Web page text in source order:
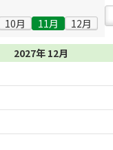
10月 11月 12月
2027年 12月